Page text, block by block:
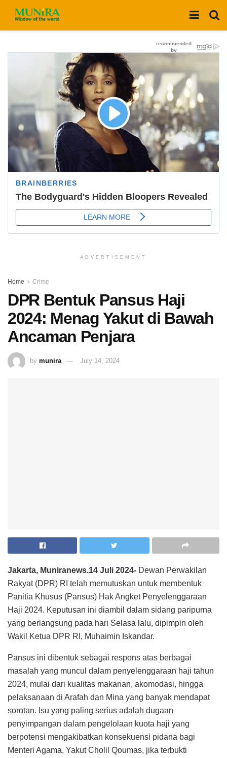
ADVERTISEMENT
Home Crime
DPR Bentuk Pansus Haji
2024: Menag Yakut di Bawah
Ancaman Penjara
by munira July 14, 2024
Jakarta, Muniranews.14 Juli 2024- Dewan Perwakilan
Rakyat (DPR) RI telah memutuskan untuk membentuk
Panitia Khusus (Pansus) Hak Angket Penyelenggaraan
Haji 2024. Keputusan ini diambil dalam sidang paripurna
yang berlangsung pada hari Selasa lalu, dipimpin oleh
Wakil Ketua DPR RI, Muhaimin Iskandar.
Pansus ini dibentuk sebagai respons atas berbagai
masalah yang muncul dalam penyelenggaraan haji tahun
2024, mulai dari kualitas makanan, akomodasi, hingga
pelaksanaan di Arafah dan Mina yang banyak mendapat
sorotan. Isu yang paling serius adalah dugaan
penyimpangan dalam pengelolaan kuota haji yang
berpotensi mengakibatkan konsekuensi pidana bagi
Menteri Agama, Yakut Cholil Qoumas, jika terbukti